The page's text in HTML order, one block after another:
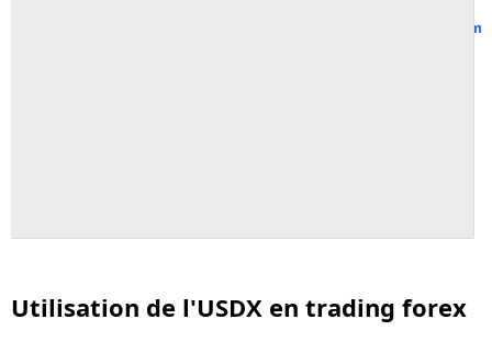
Suivre tous les
Utilisation de l'USDX en trading forex